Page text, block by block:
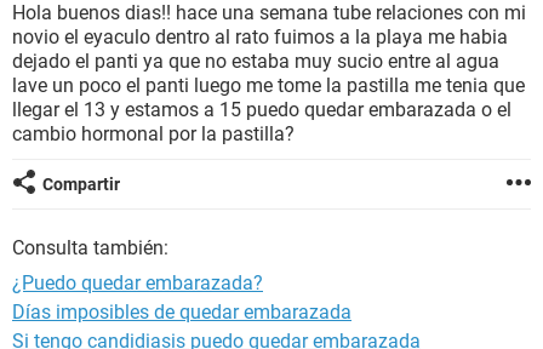
BIENESTAR
SEXUALIDAD
GLOSARIO
Hola buenos dias!! hace una semana tube relaciones con mi
novio el eyaculo dentro al rato fuimos a la playa me habia
dejado el panti ya que no estaba muy sucio entre al agua
lave un poco el panti luego me tome la pastilla me tenia que
llegar el 13 y estamos a 15 puedo quedar embarazada o el
cambio hormonal por la pastilla?
Compartir
Consulta también:
¿Puedo quedar embarazada?
Días imposibles de quedar embarazada
Si tengo candidiasis puedo quedar embarazada